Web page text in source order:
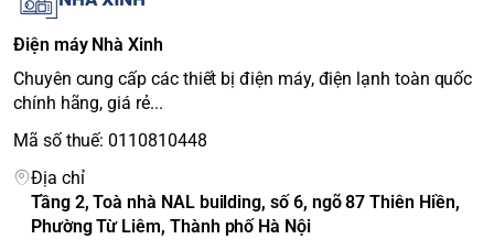
Bảng điều khiển:
dụng.
👍 Ưu và nhược điểm
Ưu điểm
Điện máy Nhà Xinh
Chuyên cung cấp các thiết bị điện máy, điện lạnh toàn quốc
chính hãng, giá rẻ...
Mã số thuế: 0110810448
Địa chỉ
Tầng 2, Toà nhà NAL building, số 6, ngõ 87 Thiên Hiền,
Phường Từ Liêm, Thành phố Hà Nội